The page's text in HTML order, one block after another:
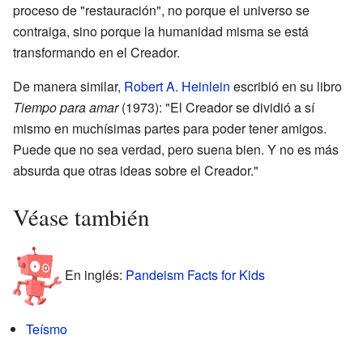
proceso de "restauración", no porque el universo se
contraiga, sino porque la humanidad misma se está
transformando en el Creador.
De manera similar, Robert A. Heinlein escribió en su libro
Tiempo para amar(1973): "El Creador se dividió a sí
mismo en muchísimas partes para poder tener amigos.
Puede que no sea verdad, pero suena bien. Y no es más
absurda que otras ideas sobre el Creador."
Véase también
En inglés: Pandeism Facts for Kids
Teísmo